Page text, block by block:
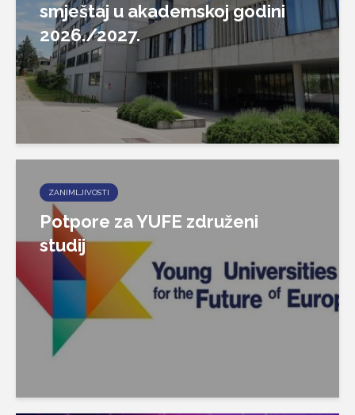
smještaj u akademskoj godini
2026./2027.
ZANIMLJIVOSTI
Potpore za YUFE združeni
studij